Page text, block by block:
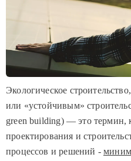
Экологическое
или «устойчивым»
green building) — это
проектирования и
процессов и решений -